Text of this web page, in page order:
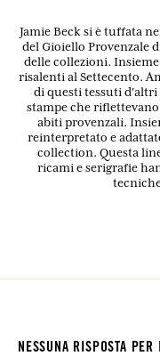
Jamie Beck si è tuffata
del Gioiello Provenzale
delle collezioni.
risalenti al Settecento.
di questi tessuti d'altri
stampe che
abiti provenzali.
reinterpretato e
collection. Questa
ricami e serigrafie
NESSUNA RISPOSTA